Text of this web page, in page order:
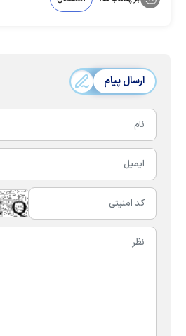
ارسال پیام